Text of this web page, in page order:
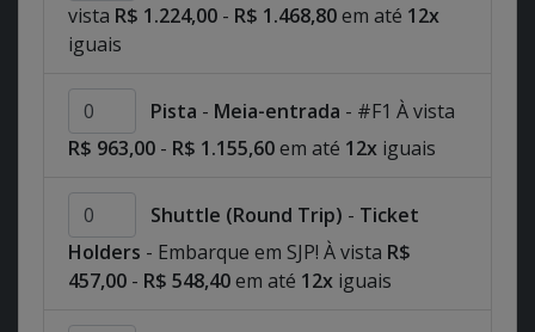
vista R$ 1.224,00 - R$ 1.468,80em até 12x
iguais
Pista - Meia-entrada - #F1 À vista
R$ 963,00 - R$ 1.155,60em até 12x iguais
Shuttle (Round Trip) - Ticket
Holders - Embarque em SJP! À vista R$
457,00 - R$ 548,40em até 12x iguais